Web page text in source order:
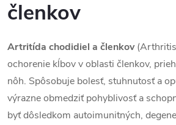
členkov
Artritída chodidiel a členkov
ochorenie kĺbov v oblasti členkov,
nôh. Spôsobuje bolesť, stuhnutosť a
výrazne obmedziť pohyblivosť a
byť dôsledkom autoimunitných,